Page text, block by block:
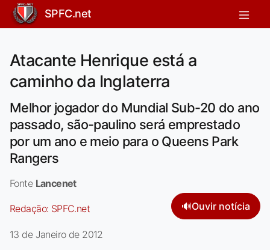
SPFC.net
Atacante Henrique está a
caminho da Inglaterra
Melhor jogador do Mundial Sub-20 do ano
passado, são-paulino será emprestado
por um ano e meio para o Queens Park
Rangers
Fonte Lancenet
Redação: SPFC.net 🔊Ouvir notícia
13 de Janeiro de 2012